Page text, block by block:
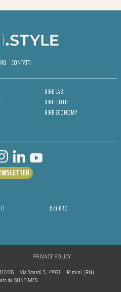
CONTATTI
BIKE LAB
BIKE HOTEL
BIKE ECONOMY
bici.PRO
– Via Soardi 5, 47921 – Rimini (RN)
da SUNTIMES
PRIVACY POLICY